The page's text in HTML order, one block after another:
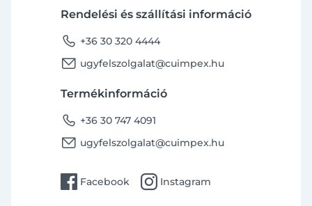
Rendelési és szállítási információ
phone +36 30 320 4444
email ugyfelszolgalat@cuimpex.hu
Termékinformáció
phone +36 30 747 4091
email ugyfelszolgalat@cuimpex.hu
facebook Facebook instagram Instagram